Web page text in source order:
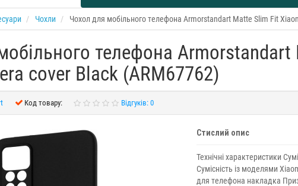
Чохли Чохол для мобільного телефона Armorstandart Matte Slim Fit
телефона
cover Black (ARM67762)
Код товару: Відгуків: 0
Стислий опис
Технічні характеристики
Сумісність із моделями
для телефона накладка